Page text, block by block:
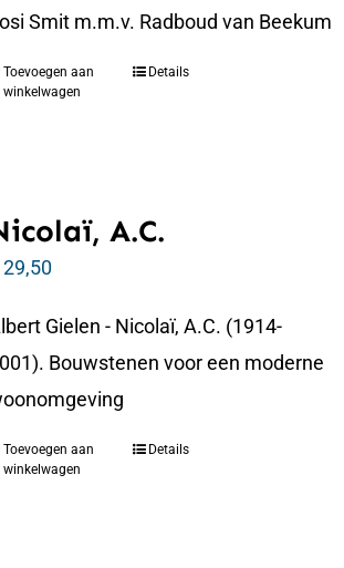
Smit m.m.v. Radboud van Beekum
Toevoegen aan
winkelwagen
Details
A.C.
Gielen - Nicolaï, A.C. (1914-
Bouwstenen voor een moderne
Toevoegen aan
winkelwagen
Details